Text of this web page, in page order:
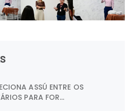
ASSÚ ENTRE OS
PARA FOR...